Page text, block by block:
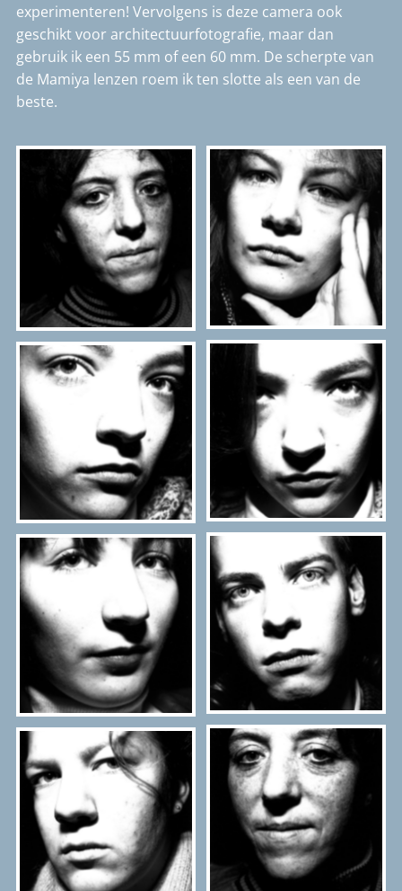
experimenteren! Vervolgens is deze camera ook
geschikt voor architectuurfotografie, maar dan
gebruik ik een 55 mm of een 60 mm. De scherpte van
de Mamiya lenzen roem ik ten slotte als een van de
beste.